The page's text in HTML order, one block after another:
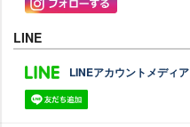
LINE
LINEアカウントメディア